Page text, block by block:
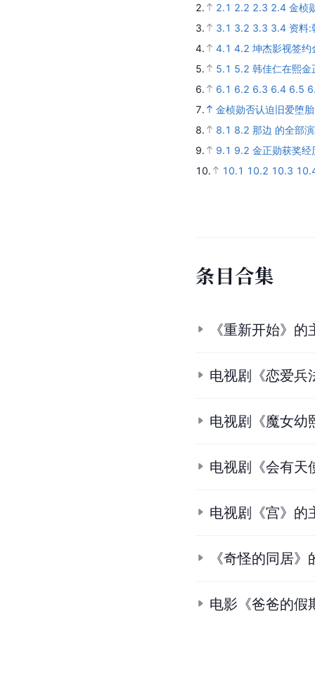
2.
2.1 2.2 2.3 2.4 金桢
3.
3.1 3.2 3.3 3.4 资料:
4.
4.1 4.2 坤杰影视签
5.
5.1 5.2 韩佳仁在熙金
6.
6.1 6.2 6.3 6.4 6.5
7.
金桢勋否认迫旧爱堕
8.
8.1 8.2 那边 的全部
9.
9.1 9.2 金正勋获奖经
10.
10.1 10.2 10.3
条目合集
《重新开始》的
电视剧《恋爱兵
电视剧《魔女幼
电视剧《会有天
电视剧《宫》的
《奇怪的同居
电影《爸爸的假